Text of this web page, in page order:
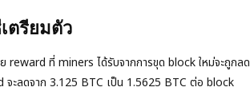
ตรียมตัว
ที่ miners ได้รับจากการขุด block ใหม่จะถูกลด
จะลดจาก 3.125 BTC เป็น 1.5625 BTC ต่อ block